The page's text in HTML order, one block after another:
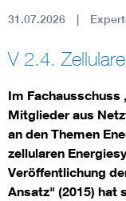
Energy grids
Energy storage
31.07.2026
V 2.4.
Im Fachausschuss
Mitglieder aus
an den Themen
zellularen
Veröffentlichung
Ansatz" (2015) hat